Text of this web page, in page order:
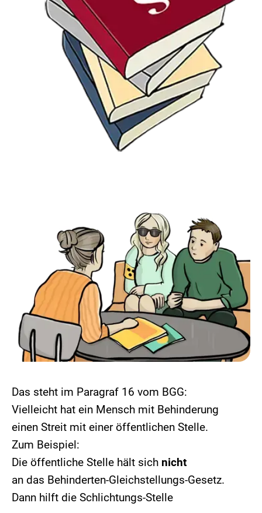
Das steht im Paragraf 16 vom BGG:
Vielleicht hat ein Mensch mit Behinderung
einen Streit mit einer öffentlichen Stelle.
Zum Beispiel:
Die öffentliche Stelle hält sich nicht
an das Behinderten-Gleichstellungs-Gesetz.
Dann hilft die Schlichtungs-Stelle